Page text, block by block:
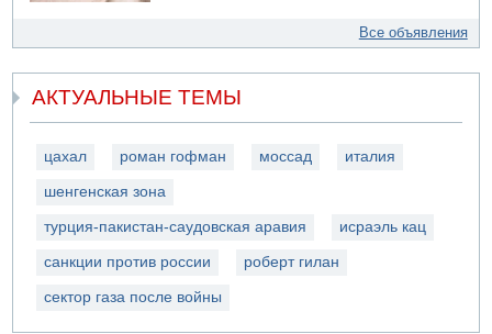
Все объявления
АКТУАЛЬНЫЕ ТЕМЫ
цахал роман гофман моссад италия
шенгенская зона
турция-пакистан-саудовская аравия исраэль кац
санкции против россии роберт гилан
сектор газа после войны